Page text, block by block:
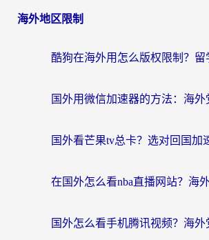
海外地区限制